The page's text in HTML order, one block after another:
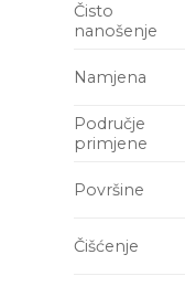
Čisto
nanošenje
Namjena
Područje
primjene
Površine
Čišćenje